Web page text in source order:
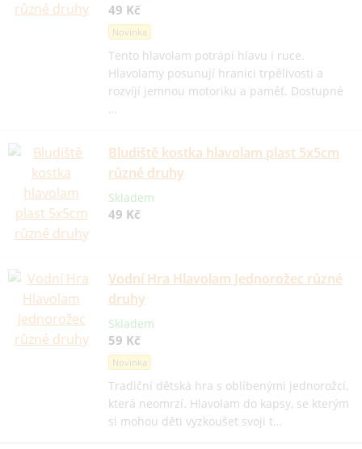
49 Kč
Novinka
Tento hlavolam potrápí hlavu i ruce.
Hlavolamy posunují hranici trpělivosti a
rozvíjí jemnou motoriku a paměť. Dostupné
…
Bludiště kostka hlavolam plast 5x5cm
různé druhy
Skladem
49 Kč
Vodní Hra Hlavolam Jednorožec různé
druhy
Skladem
59 Kč
Novinka
Tradiční dětská hra s oblíbenými jednorožci,
která neomrzí. Hlavolam do kapsy, se kterým
si mohou děti vyzkoušet svoji t…